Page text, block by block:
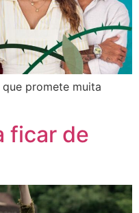
promete muita
ficar de